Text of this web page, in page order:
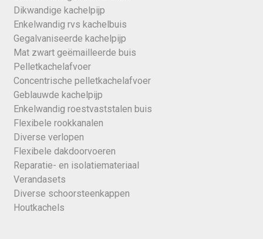
Dikwandige kachelpijp
Enkelwandig rvs kachelbuis
Gegalvaniseerde kachelpijp
Mat zwart geëmailleerde buis
Pelletkachelafvoer
Concentrische pelletkachelafvoer
Geblauwde kachelpijp
Enkelwandig roestvaststalen buis
Flexibele rookkanalen
Diverse verlopen
Flexibele dakdoorvoeren
Reparatie- en isolatiemateriaal
Verandasets
Diverse schoorsteenkappen
Houtkachels